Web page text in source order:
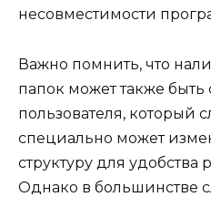
несовместимости
Важно помнить, что
папок может также
пользователя, который
специально может
структуру для
Однако в большинстве